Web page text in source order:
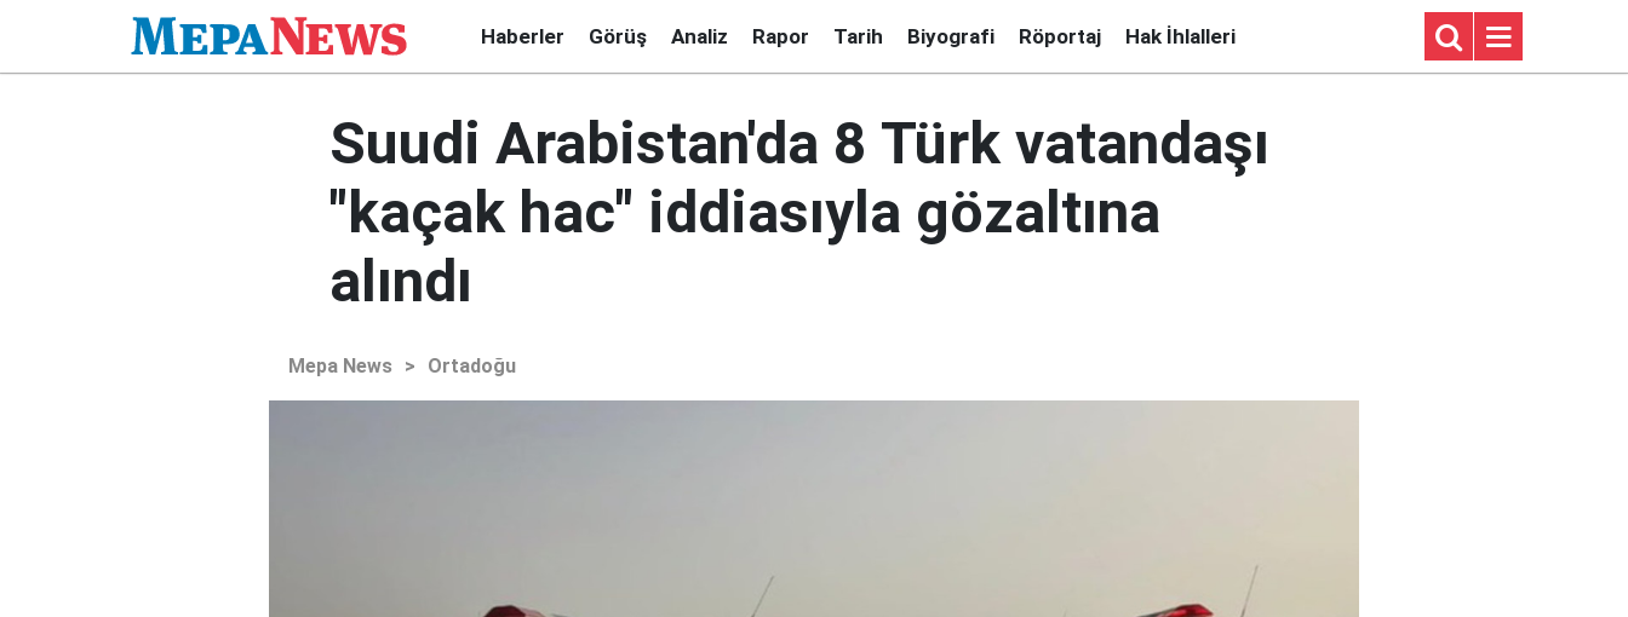
Haberler Görüş Analiz Rapor Tarih Biyografi Röportaj Hak İhlalleri
Suudi Arabistan'da 8 Türk vatandaşı
"kaçak hac" iddiasıyla gözaltına
alındı
Mepa News > Ortadoğu